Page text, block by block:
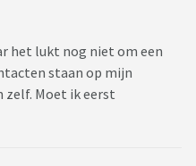
het lukt nog niet om een
staan op mijn
Moet ik eerst